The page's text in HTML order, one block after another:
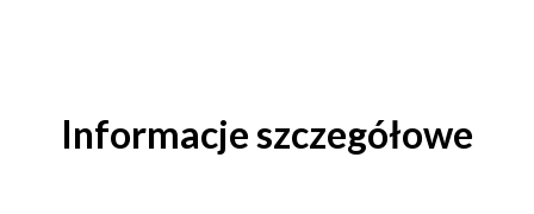
Informacje szczegółowe